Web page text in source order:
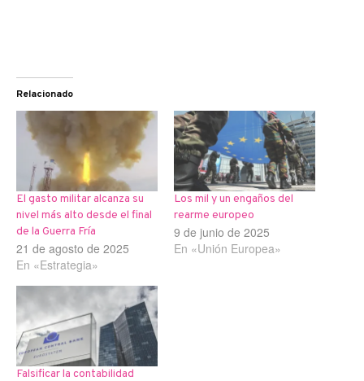
Relacionado
El gasto militar alcanza su
nivel más alto desde el final
de la Guerra Fría
21 de agosto de 2025
En «Estrategia»
Los mil y un engaños del
rearme europeo
9 de junio de 2025
En «Unión Europea»
Falsificar la contabilidad